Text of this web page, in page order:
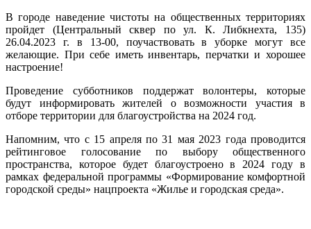
В городе наведение чистоты на общественных территориях
пройдет (Центральный сквер по ул. К. Либкнехта, 135)
26.04.2023 г. в 13-00, поучаствовать в уборке могут все
желающие. При себе иметь инвентарь, перчатки и хорошее
настроение!
Проведение субботников поддержат волонтеры, которые
будут информировать жителей о возможности участия в
отборе территории для благоустройства на 2024 год.
Напомним, что с 15 апреля по 31 мая 2023 года проводится
рейтинговое голосование по выбору общественного
пространства, которое будет благоустроено в 2024 году в
рамках федеральной программы «Формирование комфортной
городской среды» нацпроекта «Жилье и городская среда».